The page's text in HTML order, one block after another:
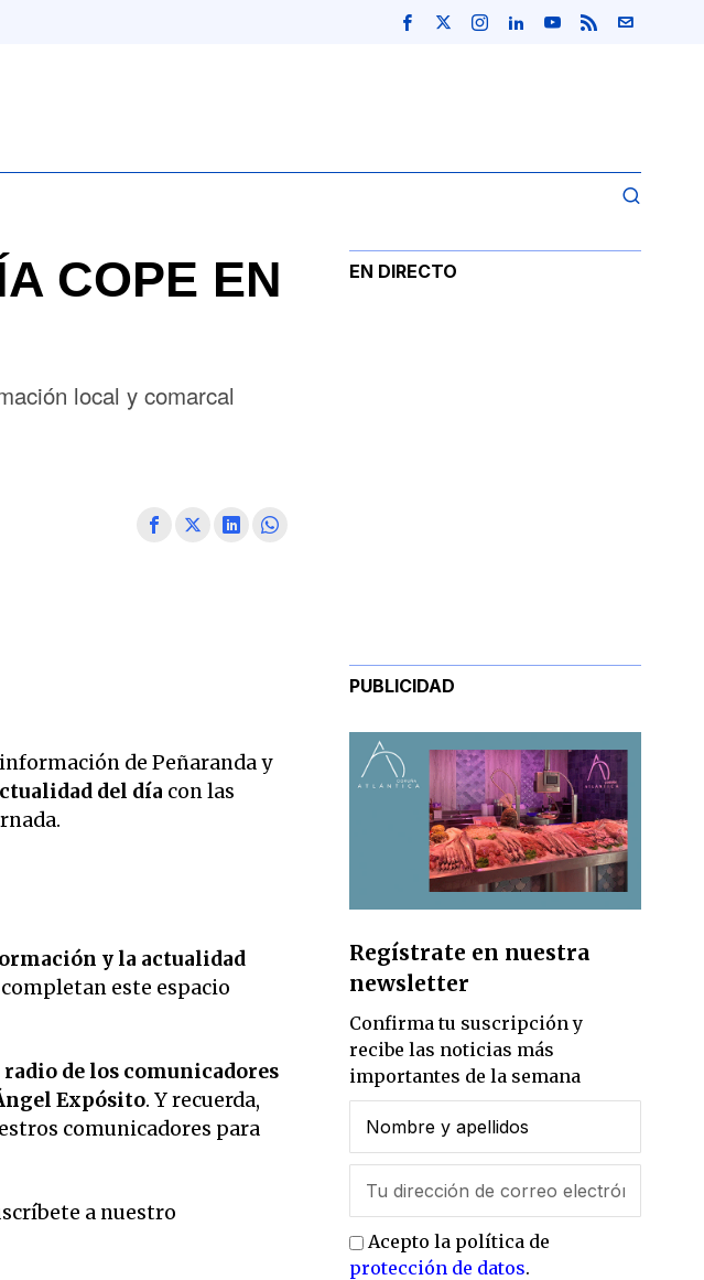
COPE EN
local y comarcal
de Peñaranda y
del día con las
y la actualidad
este espacio
radio de los comunicadores
Expósito. Y recuerda,
comunicadores para
a nuestro
EN DIRECTO
PUBLICIDAD
Regístrate en nuestra
newsletter
Confirma tu suscripción y
recibe las noticias más
importantes de la semana
Acepto la política de
protección de datos.